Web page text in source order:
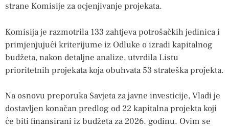
strane Komisije za ocjenjivanje projekata.
Komisija je razmotrila 133 zahtjeva potrošačkih jedinica i
primjenjujući kriterijume iz Odluke o izradi kapitalnog
budžeta, nakon detaljne analize, utvrdila Listu
prioritetnih projekata koja obuhvata 53 strateška projekta.
Na osnovu preporuka Savjeta za javne investicije, Vladi je
dostavljen konačan predlog od 22 kapitalna projekta koji
će biti finansirani iz budžeta za 2026. godinu. Ovim se